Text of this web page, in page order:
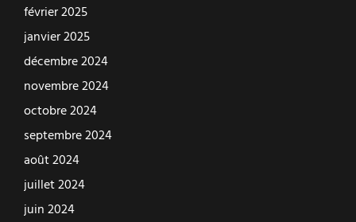
février 2025
janvier 2025
décembre 2024
novembre 2024
octobre 2024
septembre 2024
août 2024
juillet 2024
juin 2024